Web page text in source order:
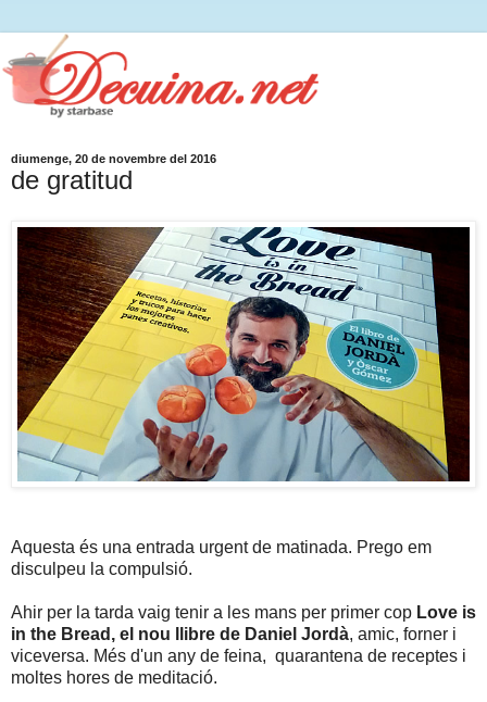
diumenge, 20 de novembre del 2016
de gratitud
Aquesta és una entrada urgent de matinada. Prego em
disculpeu la compulsió.
Ahir per la tarda vaig tenir a les mans per primer cop Love is
in the Bread, el nou llibre de Daniel Jordà, amic, forner i
viceversa. Més d'un any de feina, quarantena de receptes i
moltes hores de meditació.